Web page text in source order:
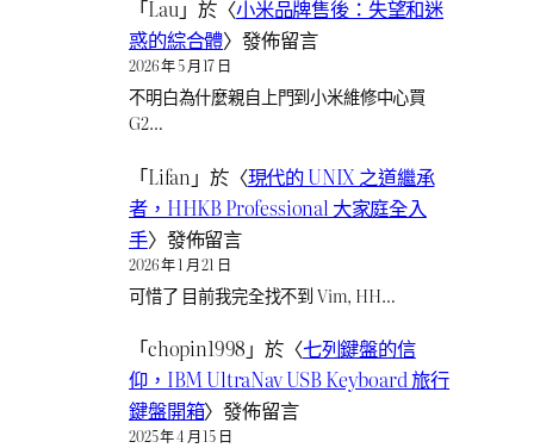
「Lau」於〈小米品牌售後：失望和迷
惑的綜合體〉發佈留言
2026 年 5 月 17 日
不明白為什麼親自上門到小米維修中心買
G2…
「Lifan 」於〈現代的 UNIX 之道繼承
者，HHKB Professional 大家庭全入
手〉發佈留言
2026 年 1 月 21 日
可惜了 目前我完全找不到 Vim, HH…
「chopin1998 」於〈七列鍵盤的信
仰，IBM UltraNav USB Keyboard 旅行
鍵盤開箱〉發佈留言
2025 年 4 月 15 日